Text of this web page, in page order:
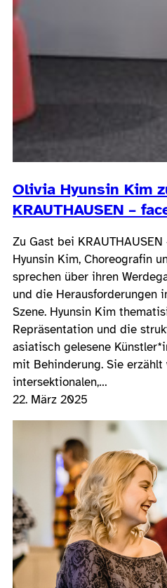
Olivia Hyunsin Kim
KRAUTHAUSEN –
Zu Gast bei
Hyunsin Kim, Choreografin
sprechen über ihren
und die Herausforderungen
Szene. Hyunsin Kim
Repräsentation und die
asiatisch gelesene
mit Behinderung. Sie
intersektionalen,…
22. März 2025